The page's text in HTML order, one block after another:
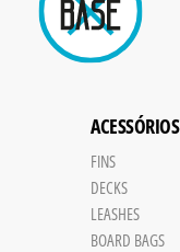
ACESSÓRIOS
FINS
DECKS
LEASHES
BOARD BAGS